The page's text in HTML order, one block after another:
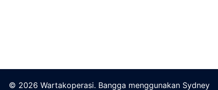
© 2026 Wartakoperasi. Bangga menggunakan Sydney